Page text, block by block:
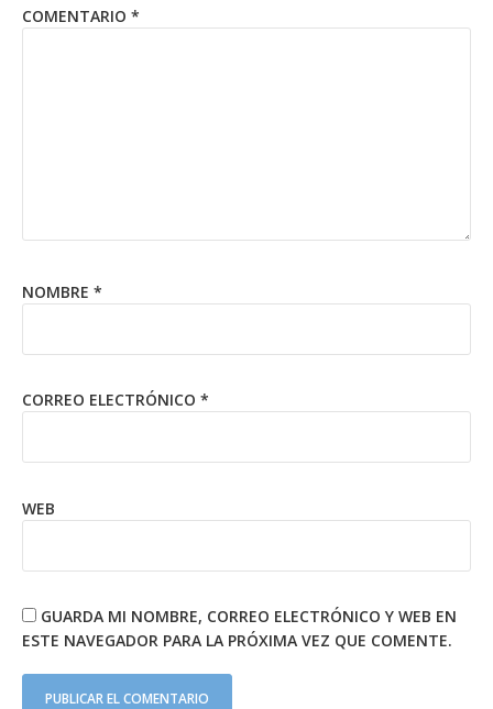
COMENTARIO *
NOMBRE *
CORREO ELECTRÓNICO *
WEB
GUARDA MI NOMBRE, CORREO ELECTRÓNICO Y WEB EN
ESTE NAVEGADOR PARA LA PRÓXIMA VEZ QUE COMENTE.